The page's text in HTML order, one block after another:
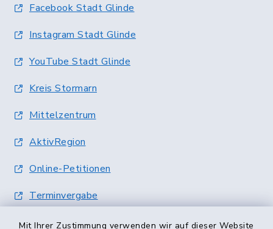
Mit Ihrer Zustimmung verwenden wir auf dieser Website
Facebook Stadt Glinde
Instagram Stadt Glinde
YouTube Stadt Glinde
Kreis Stormarn
Mittelzentrum
AktivRegion
Online-Petitionen
Terminvergabe